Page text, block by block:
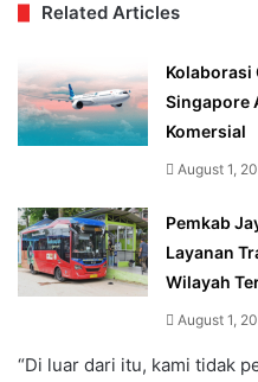
Related Articles
Kolaborasi
Singapore
Komersial
August 1,
Pemkab
Layanan
Wilayah
August 1,
“Di luar dari itu, kami tidak